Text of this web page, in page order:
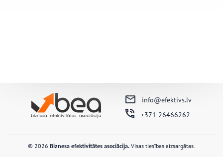
info@efektivs.lv
+371 26466262
© 2026 Biznesa efektivitātes asociācija. Visas tiesības aizsargātas.